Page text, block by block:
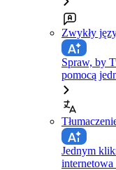
Zwykły
Spraw, by
pomocą
Jednym
internetowa